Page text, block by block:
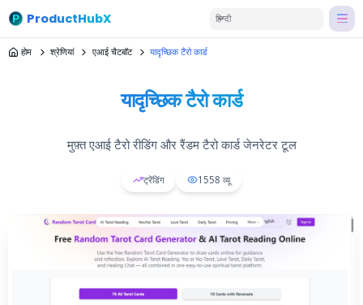
ProductHubX हिन्दी
होम श्रेणियां एआई चैटबॉट यादृच्छिक टैरो कार्ड
यादृच्छिक टैरो कार्ड
मुफ़्त एआई टैरो रीडिंग और रैंडम टैरो कार्ड जेनरेटर टूल
ट्रेंडिंग 1558 व्यू